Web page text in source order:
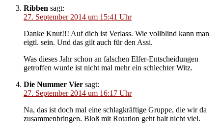
Ribben sagt:
27. September 2014 um 15:41 Uhr
Danke Knut!!! Auf dich ist Verlass. Wie vollblind kann man
eigtl. sein. Und das gilt auch für den Assi.
Was dieses Jahr schon an falschen Elfer-Entscheidungen
getroffen wurde ist nicht mal mehr ein schlechter Witz.
Die Nummer Vier sagt:
27. September 2014 um 16:17 Uhr
Na, das ist doch mal eine schlagkräftige Gruppe, die wir da
zusammenbringen. Bloß mit Rotation geht halt nicht viel.